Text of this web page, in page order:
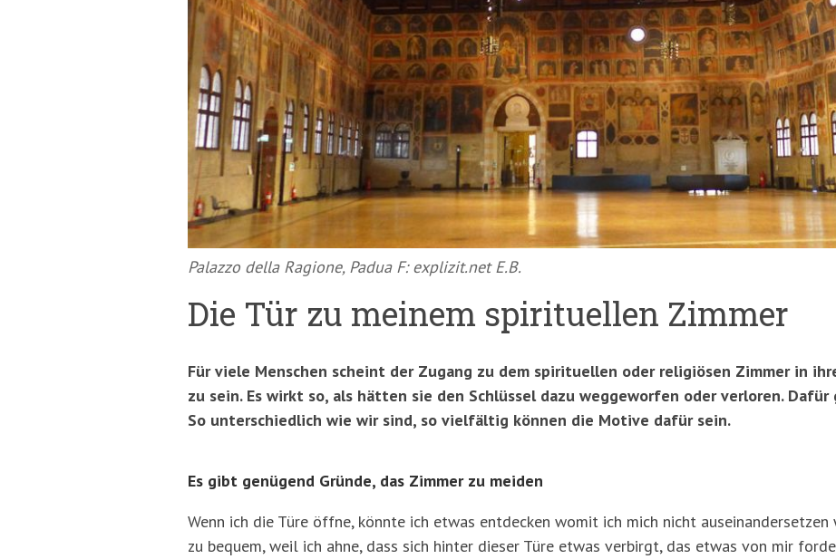
Palazzo della Ragione, Padua F: explizit.net E.B.
Die Tür zu meinem spirituellen Zimmer
Für viele Menschen scheint der Zugang zu dem spirituellen oder religiösen Zimmer in
zu sein. Es wirkt so, als hätten sie den Schlüssel dazu weggeworfen oder verloren.
So unterschiedlich wie wir sind, so vielfältig können die Motive dafür sein.
Es gibt genügend Gründe, das Zimmer zu meiden
Wenn ich die Türe öffne, könnte ich etwas entdecken womit ich mich nicht
zu bequem, weil ich ahne, dass sich hinter dieser Türe etwas verbirgt, das etwas von mir